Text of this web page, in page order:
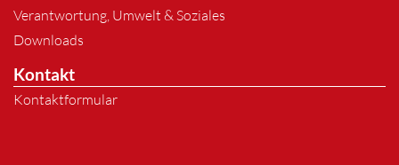
Verantwortung, Umwelt & Soziales
Downloads
Kontakt
Kontaktformular